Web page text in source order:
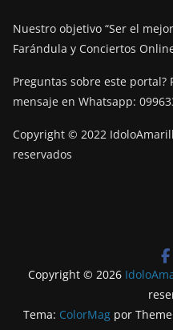
Nuestro objetivo “Ser el
Farándula y Conciertos
Preguntas sobre este portal?
mensaje en Whatsapp:
Copyright © 2022
reservados
Copyright © 2026
Tema: ColorMagpor